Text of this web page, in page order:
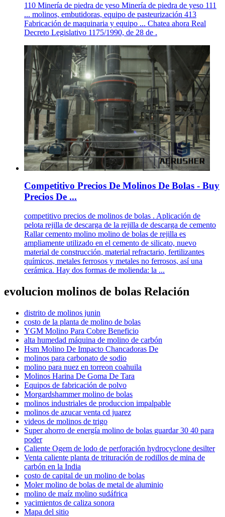
110 Minería de piedra de yeso Minería de piedra de yeso 111
... molinos, embutidoras, equipo de pasteurización 413
Fabricación de maquinaria y equipo ... Chatea ahora Real
Decreto Legislativo 1175/1990, de 28 de .
Competitivo Precios De Molinos De Bolas - Buy
Precios De ...
competitivo precios de molinos de bolas . Aplicación de
pelota rejilla de descarga de la rejilla de descarga de cemento
Rallar cemento molino molino de bolas de rejilla es
ampliamente utilizado en el cemento de silicato, nuevo
material de construcción, material refractario, fertilizantes
químicos, metales ferrosos y metales no ferrosos, así una
cerámica. Hay dos formas de molienda: la ...
evolucion molinos de bolas Relación
distrito de molinos junin
costo de la planta de molino de bolas
YGM Molino Para Cobre Beneficio
alta humedad máquina de molino de carbón
Hsm Molino De Impacto Chancadoras De
molinos para carbonato de sodio
molino para nuez en torreon coahuila
Molinos Harina De Goma De Tara
Equipos de fabricación de polvo
Morgardshammer molino de bolas
molinos industriales de produccion impalpable
molinos de azucar venta cd juarez
videos de molinos de trigo
Super ahorro de energía molino de bolas guardar 30 40 para
poder
Caliente Ogem de lodo de perforación hydrocyclone desilter
Venta caliente planta de trituración de rodillos de mina de
carbón en la India
costo de capital de un molino de bolas
Moler molino de bolas de metal de aluminio
molino de maíz molino sudáfrica
yacimientos de caliza sonora
Mapa del sitio